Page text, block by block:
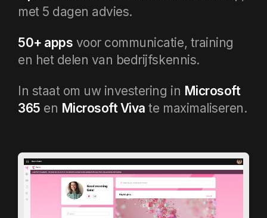
met 5 dagen advies.
50+ apps voor communicatie, training
en het delen van bedrijfskennis.
In staat om uw investering in Microsoft
365 en Microsoft Viva te maximaliseren.